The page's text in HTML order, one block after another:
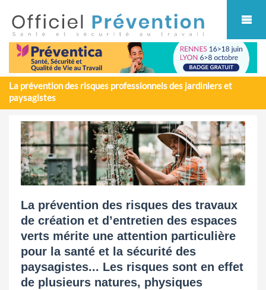
La prévention des risques professionnels des jardiniers et
paysagistes
La prévention des risques des travaux
de création et d’entretien des espaces
verts mérite une attention particulière
pour la santé et la sécurité des
paysagistes... Les risques sont en effet
de plusieurs natures, physiques